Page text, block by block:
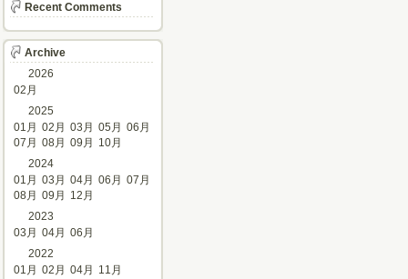
Recent Comments
Archive
2026
02月
2025
01月 02月 03月 05月 06月
07月 08月 09月
10月
2024
01月 03月 04月 06月 07月
08月 09月
12月
2023
03月 04月 06月
2022
01月 02月 04月
11月